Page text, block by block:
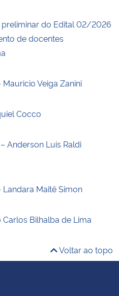
preliminar do Edital 02/2026
de docentes
Veiga Zanini
Cocco
Anderson Luis Raldi
Maitê Simon
Bilhalba de Lima
Voltar ao topo